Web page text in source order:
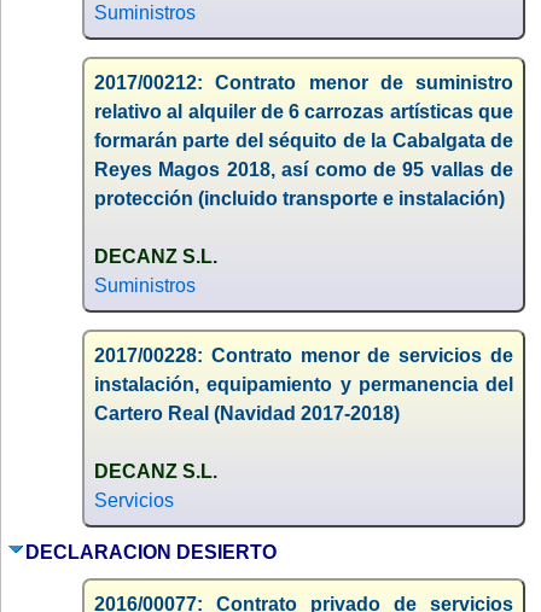
Suministros
2017/00212: Contrato menor de suministro
relativo al alquiler de 6 carrozas artísticas que
formarán parte del séquito de la Cabalgata de
Reyes Magos 2018, así como de 95 vallas de
protección (incluido transporte e instalación)
DECANZ S.L.
Suministros
2017/00228: Contrato menor de servicios de
instalación, equipamiento y permanencia del
Cartero Real (Navidad 2017-2018)
DECANZ S.L.
Servicios
DECLARACION DESIERTO
2016/00077: Contrato privado de servicios